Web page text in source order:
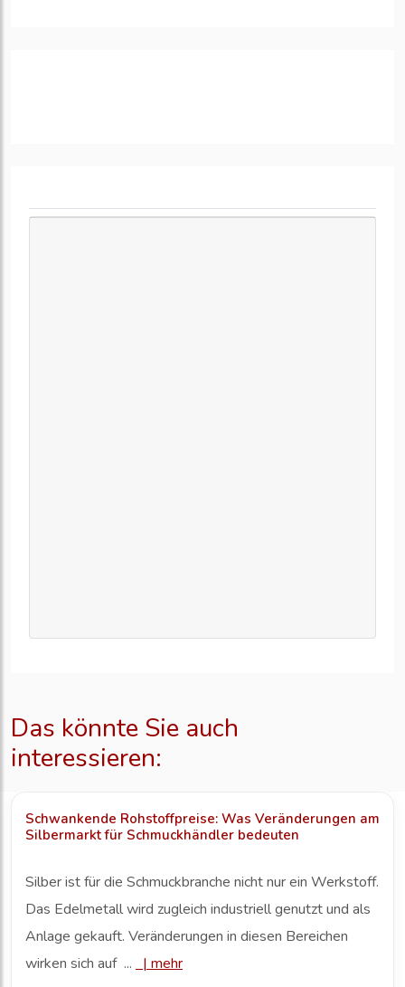
Das könnte Sie auch
interessieren:
Schwankende Rohstoffpreise: Was Veränderungen am
Silbermarkt für Schmuckhändler bedeuten
Silber ist für die Schmuckbranche nicht nur ein Werkstoff.
Das Edelmetall wird zugleich industriell genutzt und als
Anlage gekauft. Veränderungen in diesen Bereichen
wirken sich auf ...
| mehr